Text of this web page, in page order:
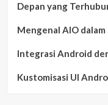
Depan yang
Mengenal AIO
Integrasi Android
Kustomisasi UI